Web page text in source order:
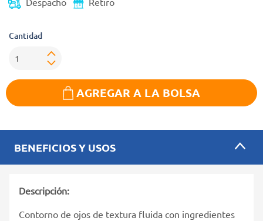
Cantidad
AGREGAR A LA BOLSA
BENEFICIOS Y USOS
Descripción:
Contorno de ojos de textura fluida con ingredientes